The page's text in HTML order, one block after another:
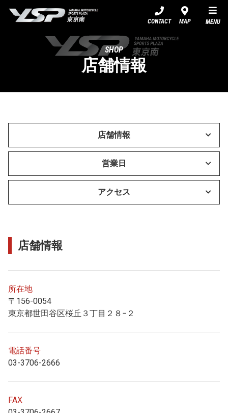
CONTACT MAP MENU
SHOP
店舗情報
店舗情報
営業日
アクセス
店舗情報
所在地
〒156-0054
東京都世田谷区桜丘３丁目２８−２
電話番号
03-3706-2666
FAX